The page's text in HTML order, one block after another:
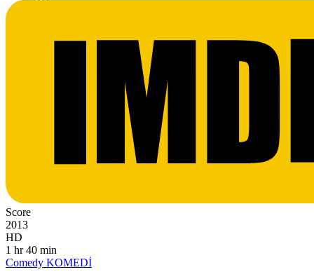
Score
2013
HD
1 hr 40 min
Comedy KOMEDİ